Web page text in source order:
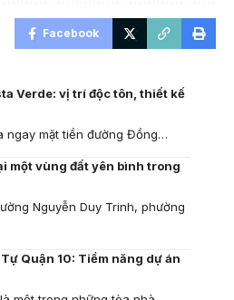
Facebook
Verde: vị trí độc tôn, thiết kế
ngay mặt tiền đường Đồng…
một vùng đất yên bình trong
Nguyễn Duy Trinh, phường
Quận 10: Tiềm năng dự án